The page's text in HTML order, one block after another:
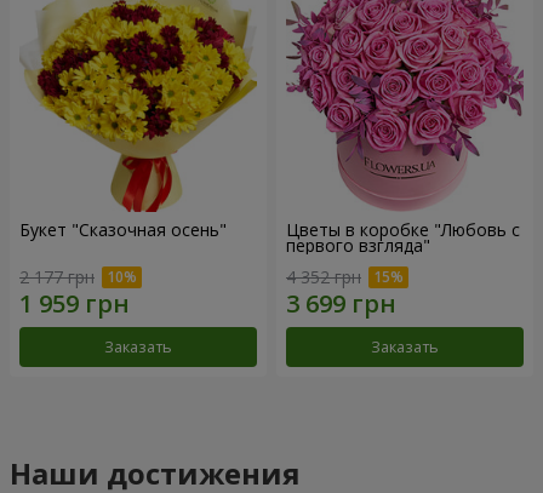
Букет "Сказочная осень"
2 177 грн
Заказать
Цветы в коробке "Любовь с
первого взгляда"
4 352 грн
Заказать
Наши достижения